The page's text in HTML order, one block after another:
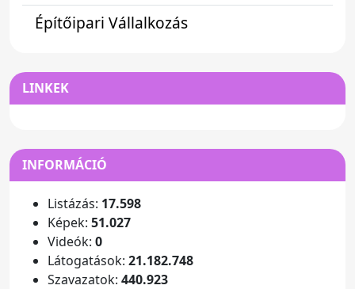
Építőipari Vállalkozás
LINKEK
INFORMÁCIÓ
Listázás: 17.598
Képek: 51.027
Videók: 0
Látogatások: 21.182.748
Szavazatok: 440.923